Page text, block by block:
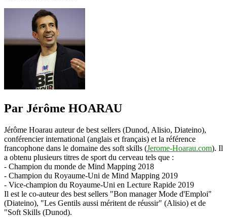
Par Jérôme HOARAU
Jérôme Hoarau auteur de best sellers (Dunod, Alisio, Diateino),
conférencier international (anglais et français) et la référence
francophone dans le domaine des soft skills (Jerome-Hoarau.com). Il
a obtenu plusieurs titres de sport du cerveau tels que :
- Champion du monde de Mind Mapping 2018
- Champion du Royaume-Uni de Mind Mapping 2019
- Vice-champion du Royaume-Uni en Lecture Rapide 2019
Il est le co-auteur des best sellers "Bon manager Mode d'Emploi"
(Diateino), "Les Gentils aussi méritent de réussir" (Alisio) et de
"Soft Skills (Dunod).